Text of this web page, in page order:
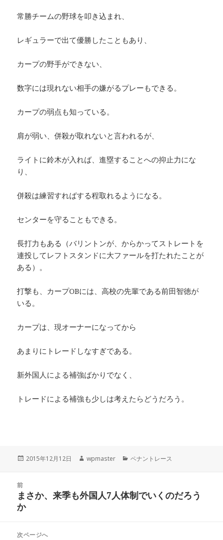
常勝チームの野球を叩き込まれ、
レギュラーで出て優勝したこともあり、
カープの野手ができない、
数字には現れない相手の嫌がるプレーもできる。
カープの弱点も知っている。
肩が弱い、併殺が取れないと言われるが、
ライトに鈴木が入れば、進塁することへの抑止力にな
り、
併殺は練習すればする程取れるようになる。
センターを守ることもできる。
長打力もある（バリントンが、からかってストレートを
連投してレフトスタンドに大ファールを打たれたことが
ある）。
打撃も、カープOBには、高校の先輩である前田智徳が
いる。
カープは、現オーナーになってから
あまりにトレードしなすぎである。
新外国人による補強ばかりでなく、
トレードによる補強も少しは考えたらどうだろう。
投
2015年12月12日
作
wpmaster
カ
ー
ペナントレース
前
前
の
稿:
まさか、来季も外国人7人体制でいくのだろう
か
次ページへ